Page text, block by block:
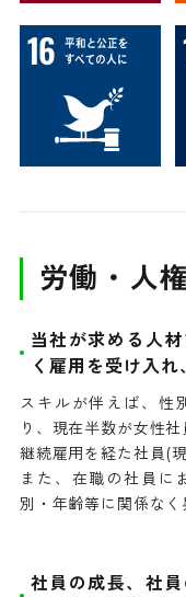
労働・人権
当社が求める人
く雇用を受け入れ
スキルが伴えば、性
り、現在半数が女性社
継続雇用を経た社員(
また、在職の社員に
別・年齢等に関係なく
社員の成長、社